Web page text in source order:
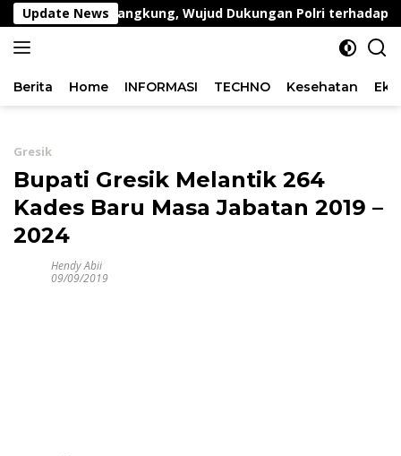
Langsung
ke
konten
Update News
Kangkung, Wujud Dukungan Polri terhadap
Berita Home INFORMASI TECHNO Kesehatan
Gresik
Bupati Gresik Melantik 264
Kades Baru Masa Jabatan 2019 –
2024
Hendy Abii
09/09/2019